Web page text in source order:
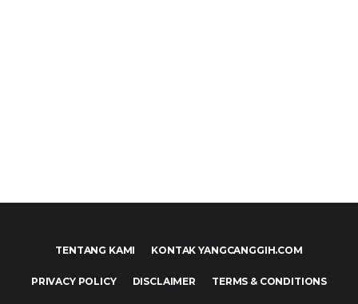
TENTANG KAMI KONTAK YANGCANGGIH.COM
PRIVACY POLICY DISCLAIMER TERMS & CONDITIONS